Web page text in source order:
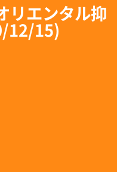
リエンタル抑
12/15)